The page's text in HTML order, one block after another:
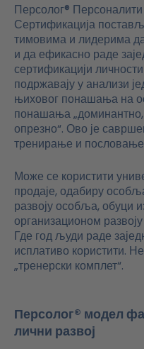
Персолог®
Сертификација
тимовима и лидерима
и да ефикасно раде
сертификацији
подржавају у анализи
њиховог понашања на
понашања „доминантно,
опрезно“. Ово је
тренирање и
Може се користити
продаје, одабиру
развоју особља, обуци
организационом
Где год људи раде
исплативо користити.
„тренерски комплет“.
Персолог® модел
лични развој